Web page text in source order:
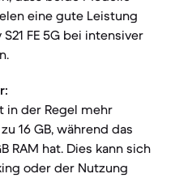
eine gute Leistung
FE 5G bei intensiver
in der Regel mehr
16 GB, während das
RAM hat. Dies kann sich
oder der Nutzung